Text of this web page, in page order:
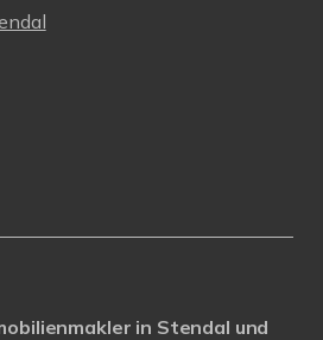
in Stendal und